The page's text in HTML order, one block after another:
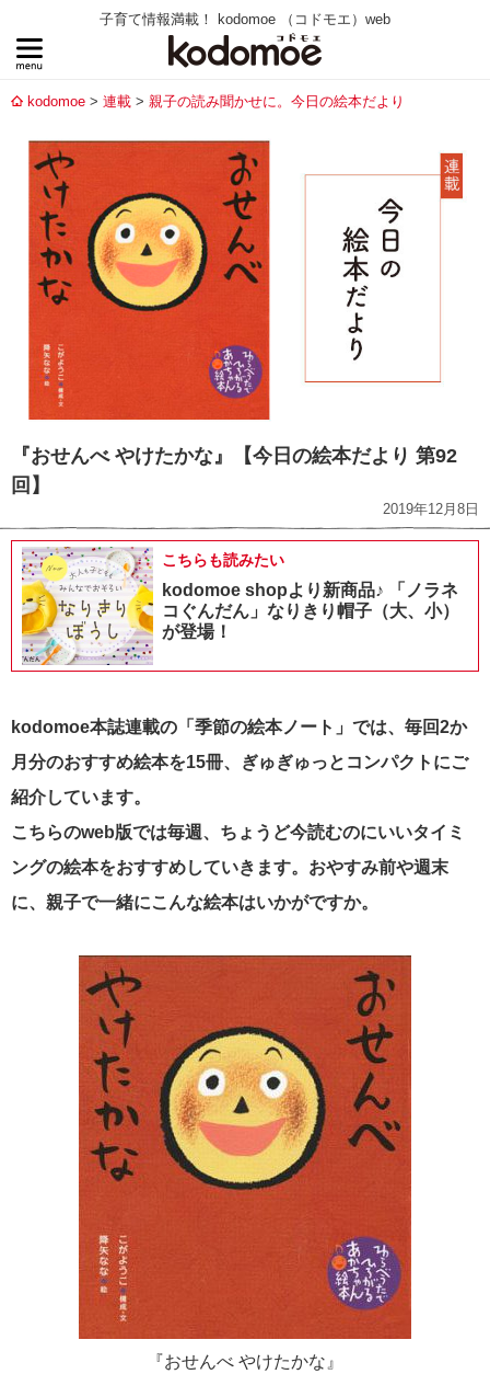
子育て情報満載！ kodomoe （コドモエ）web
kodomoe 連載 親子の読み聞かせに。今日の絵本だより
『おせんべ やけたかな』【今日の絵本だより 第92
回】
2019年12月8日
こちらも読みたい
kodomoe shopより新商品♪ 「ノラネ
コぐんだん」なりきり帽子（大、小）
が登場！
kodomoe本誌連載の「季節の絵本ノート」では、毎回2か
月分のおすすめ絵本を15冊、ぎゅぎゅっとコンパクトにご
紹介しています。
こちらのweb版では毎週、ちょうど今読むのにいいタイミ
ングの絵本をおすすめしていきます。おやすみ前や週末
に、親子で一緒にこんな絵本はいかがですか。
『おせんべ やけたかな』